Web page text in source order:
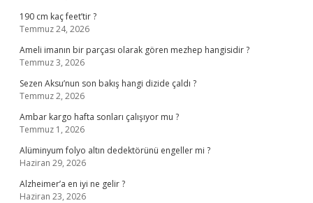
190 cm kaç feet’tir ?
Temmuz 24, 2026
Ameli imanın bir parçası olarak gören mezhep hangisidir ?
Temmuz 3, 2026
Sezen Aksu’nun son bakış hangi dizide çaldı ?
Temmuz 2, 2026
Ambar kargo hafta sonları çalışıyor mu ?
Temmuz 1, 2026
Alüminyum folyo altın dedektörünü engeller mi ?
Haziran 29, 2026
Alzheimer’a en iyi ne gelir ?
Haziran 23, 2026